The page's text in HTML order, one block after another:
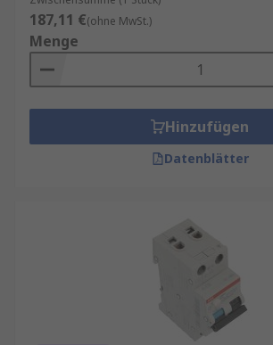
187,11 €(ohne MwSt.)
Menge
Hinzufügen
Datenblätter